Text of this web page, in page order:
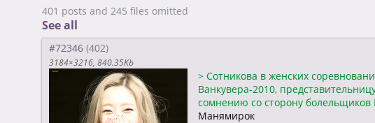
401 posts and 245 files omitted
See all
#72346
3184×3216 840.35Kb
> Сотникова в женских
Ванкувера-2010,
сомнению со сторону болельщиков
Манямирок